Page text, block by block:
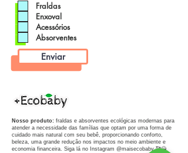
Fraldas
Enxoval
Acessórios
Absorventes
Enviar
Nosso produto: fraldas e absorventes ecológicas modernas para
atender a necessidade das famílias que optam por uma forma de
cuidado mais natural com seu bebê, proporcionando conforto,
beleza, uma grande redução nos impactos no meio ambiente e
economia financeira. Siga lá no Instagram @maisecobaby 🥰😘